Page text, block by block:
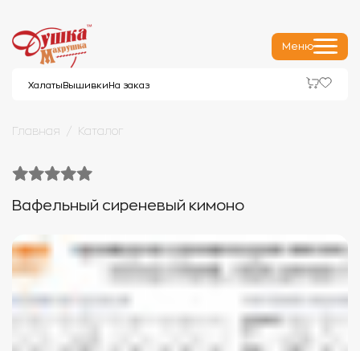
Меню
Халаты Вышивки На заказ
Главная Каталог
Вафельный сиреневый кимоно